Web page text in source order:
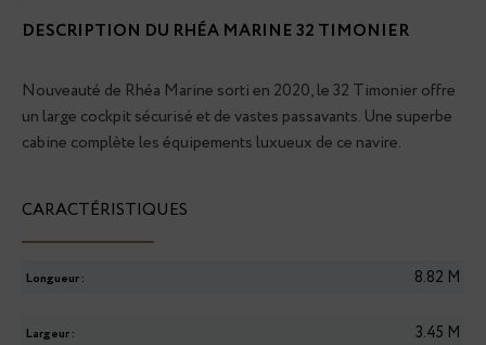
DESCRIPTION DU RHÉA MARINE 32 TIMONIER
Nouveauté de Rhéa Marine sorti en 2020, le 32 Timonier offre
un large cockpit sécurisé et de vastes passavants. Une superbe
cabine complète les équipements luxueux de ce navire.
CARACTÉRISTIQUES
Longueur : 8.82 M
Largeur : 3.45 M